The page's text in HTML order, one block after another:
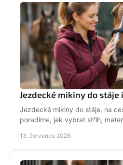
Jezdecké mikiny do stáje
Jezdecké mikiny do stáje, na
poradíme, jak vybrat střih,
13. července 2026